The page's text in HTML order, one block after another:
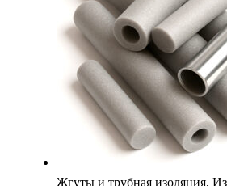
Жгуты и трубная изоляция,